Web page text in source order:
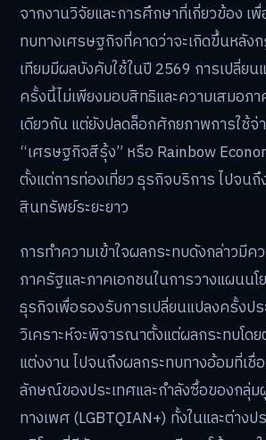
จากงานวิจัยและการศึกษาที่เกี่ยวข้อง เ
ทบทางเศรษฐกิจที่คาดว่าจะเกิดขึ้นหลัง
เทียมมีผลบังคับใช้ในปี 2569 การเปลี่ยน
ครั้งนี้ไม่เพียงมอบสิทธิและความเสมอภ
เดียวกัน แต่ยังปลดล็อกศักยภาพการใช้จ่
“เศรษฐกิจสีรุ้ง” หรือ Rainbow
ตั้งแต่การท่องเที่ยว ธุรกิจบริการ ไปจน
สินทรัพย์ระยะยาว
การทำความเข้าใจผลกระทบดังกล่าวมี
ภาครัฐและภาคเอกชนในการวางแผนนโ
ธุรกิจเพื่อรองรับการเปลี่ยนแปลงครั้งป
วิเคราะห์จะพิจารณาตั้งแต่ผลกระทบโด
แต่งงาน ไปจนถึงผลกระทบทางอ้อมที่เชื่
ลักษณ์ของประเทศและกำลังซื้อของกลุ่ม
ทางเพศ (LGBTQIAN+) ทั้งในและต่างป